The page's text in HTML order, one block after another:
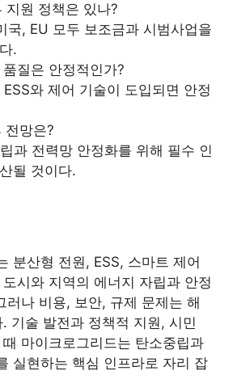
지원 정책은 있나?
국, EU 모두 보조금과 시범사업을
.
품질은 안정적인가?
ESS와 제어 기술이 도입되면 안정
전망은?
과 전력망 안정화를 위해 필수 인
될 것이다.
분산형 전원, ESS, 스마트 제어
시와 지역의 에너지 자립과 안정
러나 비용, 보안, 규제 문제는 해
기술 발전과 정책적 지원, 시민
마이크로그리드는 탄소중립과
실현하는 핵심 인프라로 자리 잡